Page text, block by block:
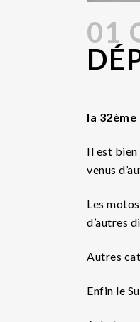
01
la
Il est
venus
Les
d’autres
Autres
Enfin le